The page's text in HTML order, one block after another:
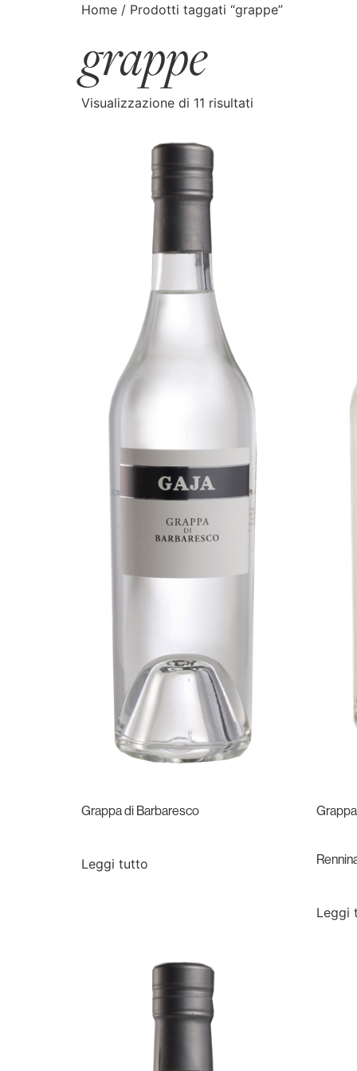
Home / Prodotti taggati “grappe”
grappe
Visualizzazione di 11 risultati
Grappa di Barbaresco
Leggi tutto
Leggi